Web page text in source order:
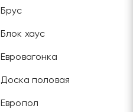
Брус
Блок хаус
Евровагонка
Доска половая
Европол